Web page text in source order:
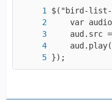
});